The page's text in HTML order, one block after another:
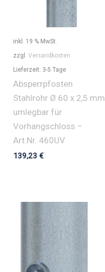
inkl. 19 % MwSt.
zzgl.Versandkosten
Lieferzeit: 3-5 Tage
Absperrpfosten
Stahlrohr Ø 60 x 2,5 mm
umlegbar für
Vorhangschloss –
Art.Nr. 460UV
139,23€